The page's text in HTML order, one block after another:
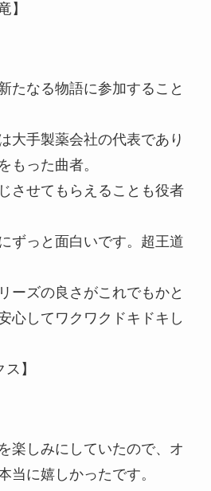
】
たなる物語に参加すること
大手製薬会社の代表であり
もった曲者。
させてもらえることも役者
ずっと面白いです。超王道
ーズの良さがこれでもかと
心してワクワクドキドキし
】
楽しみにしていたので、オ
当に嬉しかったです。